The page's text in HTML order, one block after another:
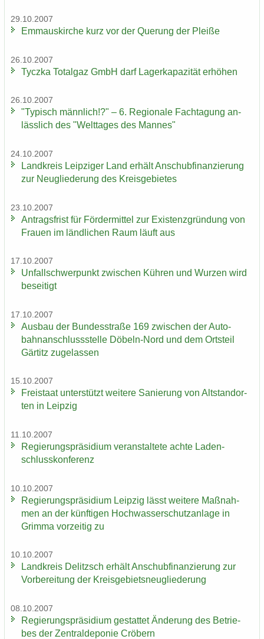
29.10.2007
Em­ma­us­kir­che kurz vor der Que­rung der Plei­ße
26.10.2007
Ty­cz­ka To­t­al­gaz GmbH darf La­ger­ka­pa­zi­tät er­hö­hen
26.10.2007
"Ty­pisch männ­lich!?" – 6. Re­gio­na­le Fach­ta­gung an­
läss­lich des "Welt­ta­ges des Man­nes"
24.10.2007
Land­kreis Leip­zi­ger Land er­hält An­schub­fi­nan­zie­rung
zur Neu­glie­de­rung des Kreis­ge­bie­tes
23.10.2007
An­trags­frist für För­der­mit­tel zur Exis­tenz­grün­dung von
Frau­en im länd­li­chen Raum läuft aus
17.10.2007
Un­fall­schwer­punkt zwi­schen Küh­ren und Wur­zen wird
be­sei­tigt
17.10.2007
Aus­bau der Bun­des­stra­ße 169 zwi­schen der Au­to­
bahn­an­schluss­stel­le Döbeln-​Nord und dem Orts­teil
Gär­titz zu­ge­las­sen
15.10.2007
Frei­staat un­ter­stützt wei­te­re Sa­nie­rung von Alt­stand­or­
ten in Leip­zig
11.10.2007
Re­gie­rungs­prä­si­di­um ver­an­stal­te­te achte La­den­
schluss­kon­fe­renz
10.10.2007
Re­gie­rungs­prä­si­di­um Leip­zig lässt wei­te­re Maß­nah­
men an der künf­ti­gen Hoch­was­ser­schutz­an­la­ge in
Grim­ma vor­zei­tig zu
10.10.2007
Land­kreis De­litzsch er­hält An­schub­fi­nan­zie­rung zur
Vor­be­rei­tung der Kreis­ge­biets­neu­glie­de­rung
08.10.2007
Re­gie­rungs­prä­si­di­um ge­stat­tet Än­de­rung des Be­trie­
bes der Zen­tral­de­po­nie Crö­bern